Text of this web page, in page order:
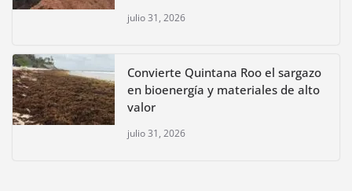
julio 31, 2026
Convierte Quintana Roo el sargazo
en bioenergía y materiales de alto
valor
julio 31, 2026